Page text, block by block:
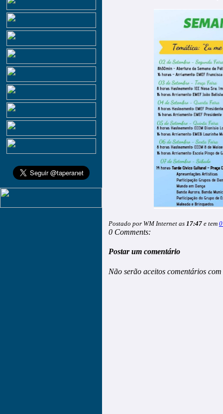
Postado por WM Internet as 17:47 e tem
0 Comments:
Postar um comentário
Não serão aceitos comentários